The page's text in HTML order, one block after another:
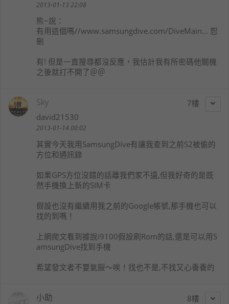
2013-01-13 22:08
熊~說：
有用這個嗎//www.samsungdive.com/DiveMain... 恕
刪
有! 但是一直搜尋都沒反應，我估計我有所密碼他關機
之後就打不開了＠＠
7
Sky
david21530
2013-01-14 00:02
其實今天我用SamsungDive有讓我查到之前S2被偷的
方位和通訊錄
如果GPS方位沒錯的話離我們家不遠,但我好奇的是既
然手機換上新的SIM卡
假設也沒有繼續用我之前的Google帳號,那手機也可以
找的到嗎！
上網爬文看到據說i9100假設刷Rom的話,還是可以用S
amsungDive找到手機
希望發文者不要氣餒～唉！找也不是,不找又心養養的
8
小助